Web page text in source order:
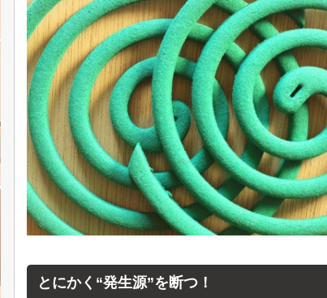
とにかく“発生源”を断つ！